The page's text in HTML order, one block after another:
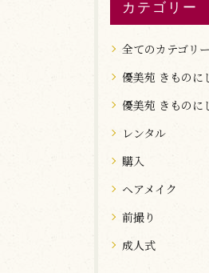
カテゴリー
全てのカテゴリー
優美苑 きものに
優美苑 きものに
レンタル
購入
ヘアメイク
前撮り
成人式